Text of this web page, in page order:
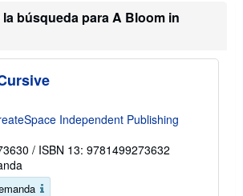
n
v
o
búsqueda para A Bloom in
Independent Publishing
/ ISBN 13: 9781499273632